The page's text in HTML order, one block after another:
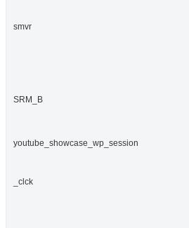
smvr
SRM_B
youtube_showcase_wp_session
_clck